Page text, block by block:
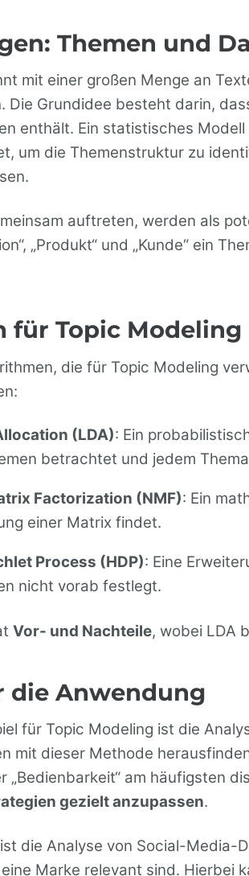
Themen und
mit einer großen Menge an
Die Grundidee besteht darin,
enthält. Ein statistisches Modell
um die Themenstruktur zu
auftreten, werden als
„Produkt“ und „Kunde“ ein
für Topic Modeling
die für Topic Modeling
(LDA): Ein
betrachtet und jedem
Factorization (NMF): Ein
einer Matrix findet.
Process (HDP): Eine
nicht vorab festlegt.
Vor- und Nachteile, wobei LDA
die Anwendung
für Topic Modeling ist die
mit dieser Methode
„Bedienbarkeit“ am häufigsten
gezielt anzupassen.
die Analyse von Social-Media-
Marke relevant sind. Hierbei